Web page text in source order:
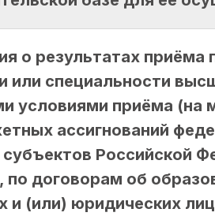
о результатах приёма
или специальности
условиями приёма (на
ассигнований
Российской
договорам об
и (или) юридических